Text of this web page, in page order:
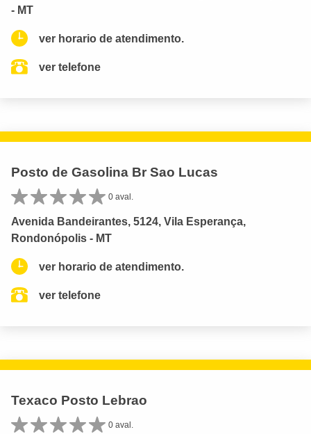
- MT
ver horario de atendimento.
ver telefone
Posto de Gasolina Br Sao Lucas
0 aval.
Avenida Bandeirantes, 5124, Vila Esperança,
Rondonópolis - MT
ver horario de atendimento.
ver telefone
Texaco Posto Lebrao
0 aval.